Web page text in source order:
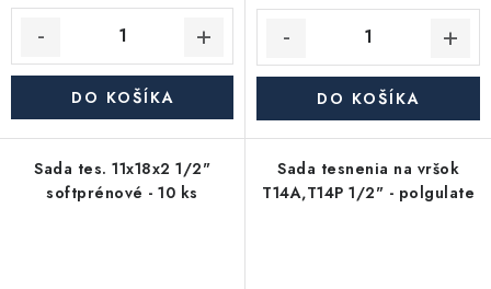
DO KOŠÍKA DO KOŠÍKA
Sada tes. 11x18x2 1/2"
softprénové - 10 ks
Sada tesnenia na vršok
T14A,T14P 1/2" - polgulate